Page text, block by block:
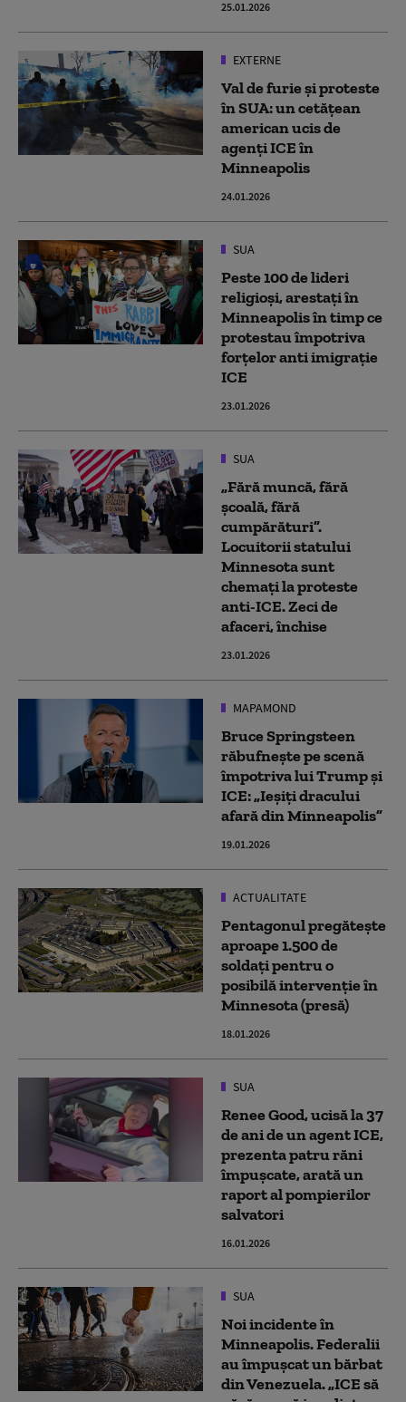
25.01.2026
EXTERNE
Val de furie și proteste
în SUA: un cetățean
american ucis de
agenți ICE în
Minneapolis
24.01.2026
SUA
Peste 100 de lideri
religioși, arestați în
Minneapolis în timp ce
protestau împotriva
forțelor anti imigrație
ICE
23.01.2026
SUA
„Fără muncă, fără
școală, fără
cumpărături”.
Locuitorii statului
Minnesota sunt
chemați la proteste
anti-ICE. Zeci de
afaceri, închise
23.01.2026
MAPAMOND
Bruce Springsteen
răbufnește pe scenă
împotriva lui Trump și
ICE: „Ieșiți dracului
afară din Minneapolis”
19.01.2026
ACTUALITATE
Pentagonul pregătește
aproape 1.500 de
soldați pentru o
posibilă intervenție în
Minnesota (presă)
18.01.2026
SUA
Renee Good, ucisă la 37
de ani de un agent ICE,
prezenta patru răni
împuşcate, arată un
raport al pompierilor
salvatori
16.01.2026
SUA
Noi incidente în
Minneapolis. Federalii
au împușcat un bărbat
din Venezuela. „ICE să